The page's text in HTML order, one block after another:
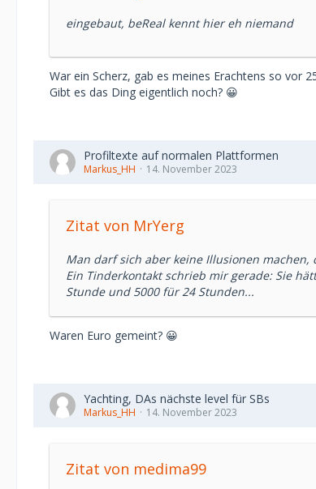
eingebaut, beReal kennt hier eh niemand
War ein Scherz, gab es meines Erachtens so vor
Gibt es das Ding eigentlich noch? 😀
Profiltexte auf normalen Plattformen
Markus_HH 14. November 2023
Zitat von MrYerg
Man darf sich aber keine Illusionen machen,
Ein Tinderkontakt schrieb mir gerade: Sie
Stunde und 5000 für 24 Stunden...
Waren Euro gemeint? 😀
Yachting, DAs nächste level für SBs
Markus_HH 14. November 2023
Zitat von medima99